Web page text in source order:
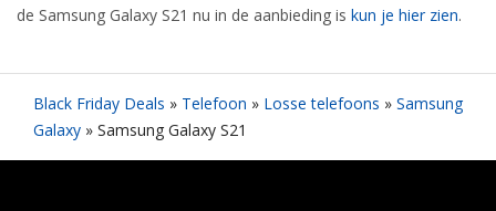
de Samsung Galaxy S21 nu in de aanbieding is kun je hier zien.
Black Friday Deals » Telefoon » Losse telefoons » Samsung
Galaxy » Samsung Galaxy S21